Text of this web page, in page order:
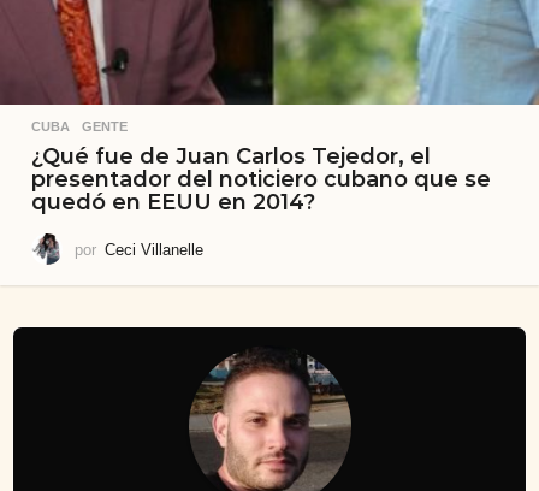
CUBA ,GENTE
¿Qué fue de Juan Carlos Tejedor, el
presentador del noticiero cubano que se
quedó en EEUU en 2014?
por Ceci Villanelle